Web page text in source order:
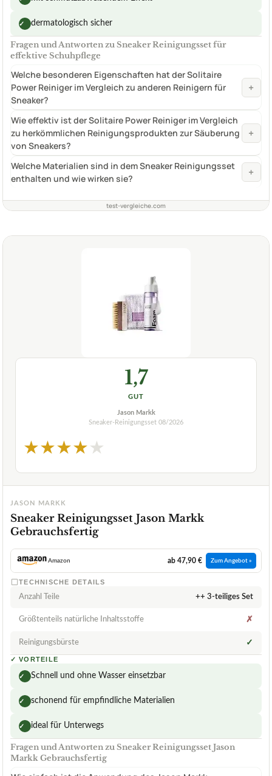
✓ dermatologisch sicher
Fragen und Antworten zu Sneaker Reinigungsset für
effektive Schuhpflege
Welche besonderen Eigenschaften hat der Solitaire
Power Reiniger im Vergleich zu anderen Reinigern für
Sneaker?
+
Wie effektiv ist der Solitaire Power Reiniger im Vergleich
zu herkömmlichen Reinigungsprodukten zur Säuberung
von Sneakers?
+
Welche Materialien sind in dem Sneaker Reinigungsset
enthalten und wie wirken sie?
+
test-vergleiche.com
1,7
GUT
Jason Markk
Sneaker-Reinigungsset 08/2026
★★★★★
JASON MARKK
Sneaker Reinigungsset Jason Markk
Gebrauchsfertig
Amazon ab 47,90 € Zum Angebot »
TECHNISCHE DETAILS
Anzahl Teile ++ 3-teiliges Set
Größtenteils natürliche Inhaltsstoffe ✗
Reinigungsbürste ✓
✓ VORTEILE
✓ Schnell und ohne Wasser einsetzbar
✓ schonend für empfindliche Materialien
✓ ideal für Unterwegs
Fragen und Antworten zu Sneaker Reinigungsset Jason
Markk Gebrauchsfertig